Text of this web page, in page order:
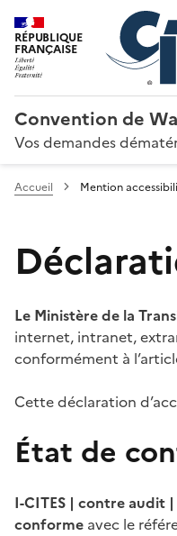
RÉPUBLIQUE
FRANÇAISE
Convention de
Vos demandes
Accueil Mention
Le Ministère de la
internet, intranet,
conformément à
Cette déclaration
État de
I-CITES | contre audit
conforme avec le